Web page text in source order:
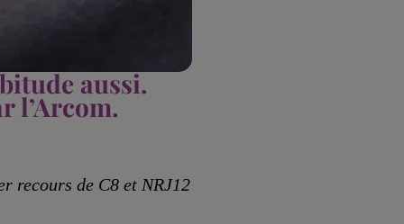
aussi.
l’Arcom.
recours de C8 et NRJ12